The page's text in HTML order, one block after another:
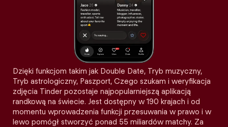
Dzięki funkcjom takim jak Double Date, Tryb muzyczny,
Tryb astrologiczny, Paszport, Czego szukam i weryfikacja
zdjęcia Tinder pozostaje najpopularniejszą aplikacją
randkową na świecie. Jest dostępny w 190 krajach i od
momentu wprowadzenia funkcji przesuwania w prawo i w
lewo pomógł stworzyć ponad 55 miliardów matchy. Za